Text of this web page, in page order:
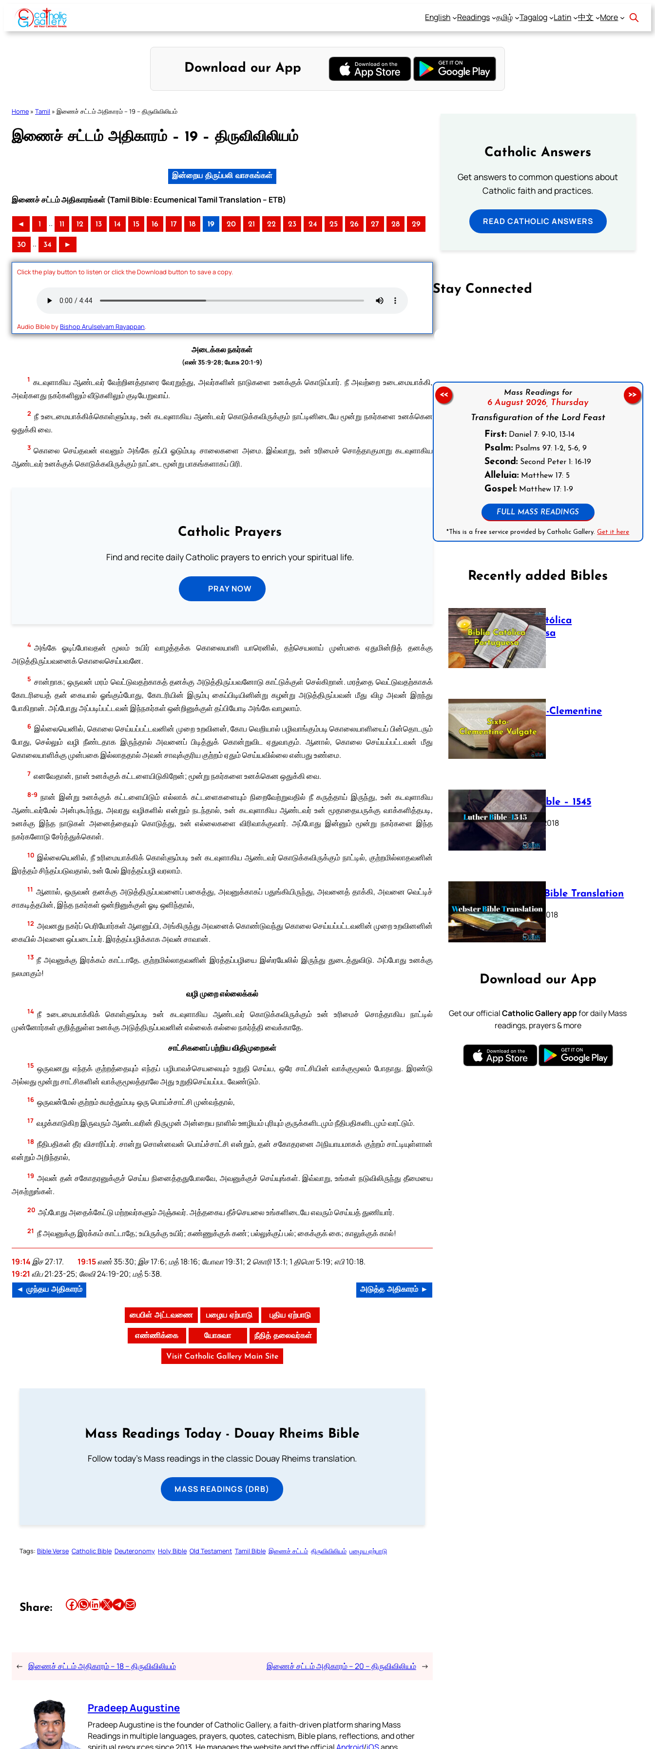
Skip
content
English Readings தமிழ் Tagalog Latin 中文 More
Download our App
Home » Tamil » இணைச் சட்டம் அதிகாரம் – 19 – திருவிவிலியம்
இணைச் சட்டம் அதிகாரம் – 19 – திருவிவிலியம்
இன்றைய திருப்பலி வாசகங்கள்
இணைச் சட்டம் அதிகாரங்கள் (Tamil Bible: Ecumenical Tamil Translation – ETB)
◄ 1 .. 11 12 13 14 15 16 17 18 19 20 21 22 23 24 25 26 27 28 29
30 .. 34 ►
Click the play button to listen or click the Download button to save a copy.
Audio Bible byBishop Arulselvam Rayappan.
அடைக்கல நகர்கள்
(எண் 35:9-28; யோசு 20:1-9)
1 கடவுளாகிய ஆண்டவர் வேற்றினத்தாரை வேரறுத்து, அவர்களின் நாடுகளை உனக்குக் கொடுப்பார். நீ அவற்றை உடைமையாக்கி,
அவர்களது நகர்களிலும் வீடுகளிலும் குடியேறுவாய்.
2 நீ உடைமையாக்கிக்கொள்ளும்படி, உன் கடவுளாகிய ஆண்டவர் கொடுக்கவிருக்கும் நாட்டினிடையே மூன்று நகர்களை உனக்கென
ஒதுக்கி வை.
3 கொலை செய்தவன் எவனும் அங்கே தப்பி ஓடும்படி சாலைகளை அமை. இவ்வாறு, உன் உரிமைச் சொத்தாகுமாறு கடவுளாகிய
ஆண்டவர் உனக்குக் கொடுக்கவிருக்கும் நாட்டை மூன்று பாகங்களாகப் பிரி.
Catholic Prayers
Find and recite daily Catholic prayers to enrich your spiritual life.
PRAY NOW
4 அங்கே ஓடிப்போவதன் மூலம் உயிர் வாழத்தக்க கொலையாளி யாரெனில், தற்செயலாய் முன்பகை ஏதுமின்றித் தனக்கு
அடுத்திருப்பவனைக் கொலைசெய்பவனே.
5 சான்றாக; ஒருவன் மரம் வெட்டுவதற்காகத் தனக்கு அடுத்திருப்பவனோடு காட்டுக்குள் செல்கிறான். மரத்தை வெட்டுவதற்காகக்
கோடரியைத் தன் கையால் ஓங்கும்போது, கோடரியின் இரும்பு கைப்பிடியினின்று கழன்று அடுத்திருப்பவன் மீது விழ அவன் இறந்து
போகிறான். அப்போது அப்படிப்பட்டவன் இந்நகர்கள் ஒன்றினுக்குள் தப்பியோடி அங்கே வாழலாம்.
6 இல்லையெனில், கொலை செய்யப்பட்டவனின் முறை உறவினன், கோப வெறியால் பழிவாங்கும்படி கொலையாளியைப் பின்தொடரும்
போது, செல்லும் வழி நீண்டதாக இருந்தால் அவனைப் பிடித்துக் கொன்றுவிட ஏதுவாகும். ஆனால், கொலை செய்யப்பட்டவன் மீது
கொலையாளிக்கு முன்பகை இல்லாததால் அவன் சாவுக்குரிய குற்றம் ஏதும் செய்யவில்லை என்பது உண்மை.
7 எனவேதான், நான் உனக்குக் கட்டளையிடுகிறேன்; மூன்று நகர்களை உனக்கென ஒதுக்கி வை.
8-9 நான் இன்று உனக்குக் கட்டளையிடும் எல்லாக் கட்டளைகளையும் நிறைவேற்றுவதில் நீ கருத்தாய் இருந்து, உன் கடவுளாகிய
ஆண்டவர்மேல் அன்புகூர்ந்து, அவரது வழிகளில் என்றும் நடந்தால், உன் கடவுளாகிய ஆண்டவர் உன் மூதாதையருக்கு வாக்களித்தபடி,
உனக்கு இந்த நாடுகள் அனைத்தையும் கொடுத்து, உன் எல்லைகளை விரிவாக்குவார். அப்போது இன்னும் மூன்று நகர்களை இந்த
நகர்களோடு சேர்த்துக்கொள்.
10 இல்லையெனில், நீ உரிமையாக்கிக் கொள்ளும்படி உன் கடவுளாகிய ஆண்டவர் கொடுக்கவிருக்கும் நாட்டில், குற்றமில்லாதவனின்
இரத்தம் சிந்தப்படுவதால், உன் மேல் இரத்தப்பழி வரலாம்.
11 ஆனால், ஒருவன் தனக்கு அடுத்திருப்பவனைப் பகைத்து, அவனுக்காகப் பதுங்கியிருந்து, அவனைத் தாக்கி, அவனை வெட்டிச்
சாகடித்தபின், இந்த நகர்கள் ஒன்றினுக்குள் ஓடி ஒளிந்தால்,
12 அவனது நகர்ப் பெரியோர்கள் ஆளனுப்பி, அங்கிருந்து அவனைக் கொண்டுவந்து கொலை செய்யப்பட்டவனின் முறை உறவினனின்
கையில் அவனை ஒப்படைப்பர். இரத்தப்பழிக்காக அவன் சாவான்.
13 நீ அவனுக்கு இரக்கம் காட்டாதே. குற்றமில்லாதவனின் இரத்தப்பழியை இஸ்ரயேலில் இருந்து துடைத்துவிடு. அப்போது உனக்கு
நலமாகும்!
வழி முறை எல்லைக்கல்
14 நீ உடைமையாக்கிக் கொள்ளும்படி உன் கடவுளாகிய ஆண்டவர் கொடுக்கவிருக்கும் உன் உரிமைச் சொத்தாகிய நாட்டில்
முன்னோர்கள் குறித்துள்ள உனக்கு அடுத்திருப்பவனின் எல்லைக் கல்லை நகர்த்தி வைக்காதே.
சாட்சிகளைப் பற்றிய விதிமுறைகள்
15 ஒருவனது எந்தக் குற்றத்தையும் எந்தப் பழிபாவச்செயலையும் உறுதி செய்ய, ஒரே சாட்சியின் வாக்குமூலம் போதாது. இரண்டு
அல்லது மூன்று சாட்சிகளின் வாக்குமூலத்தாலே அது உறுதிசெய்யப்பட வேண்டும்.
16 ஒருவன்மேல் குற்றம் சுமத்தும்படி ஒரு பொய்ச்சாட்சி முன்வந்தால்,
17 வழக்காடுகிற இருவரும் ஆண்டவரின் திருமுன் அன்றைய நாளில் ஊழியம் புரியும் குருக்களிடமும் நீதிபதிகளிடமும் வரட்டும்.
18 நீதிபதிகள் தீர விசாரிப்பர். சான்று சொன்னவன் பொய்ச்சாட்சி என்றும், தன் சகோதரனை அநியாயமாகக் குற்றம் சாட்டியுள்ளான்
என்றும் அறிந்தால்,
19 அவன் தன் சகோதரனுக்குச் செய்ய நினைத்ததுபோலவே, அவனுக்குச் செய்யுங்கள். இவ்வாறு, உங்கள் நடுவிலிருந்து தீமையை
அகற்றுங்கள்.
20 அப்போது அதைக்கேட்டு மற்றவர்களும் அஞ்சுவர். அத்தகைய தீச்செயலை உங்களிடையே எவரும் செய்யத் துணியார்.
21 நீ அவனுக்கு இரக்கம் காட்டாதே; உயிருக்கு உயிர்; கண்ணுக்குக் கண்; பல்லுக்குப் பல்; கைக்குக் கை; காலுக்குக் கால்!
19:14இச 27:17. 19:15எண் 35:30; இச 17:6; மத் 18:16; யோவா 19:31; 2 கொரி 13:1; 1 திமொ 5:19; எபி 10:18.
19:21 விப 21:23-25; லேவி 24:19-20; மத் 5:38.
◄ முந்தய அதிகாரம் அடுத்த அதிகாரம் ►
பைபிள் அட்டவணை பழைய ஏற்பாடு புதிய ஏற்பாடு
எண்ணிக்கை யோசுவா நீதித் தலைவர்கள்
Visit Catholic Gallery Main Site
Mass Readings Today - Douay Rheims Bible
Follow today's Mass readings in the classic Douay Rheims translation.
MASS READINGS (DRB)
Tags: Bible Verse Catholic Bible Deuteronomy Holy Bible Old Testament Tamil Bible இணைச் சட்டம் திருவிவிலியம் பழைய ஏற்பாடு
Share: Share this article on Facebook Share this article on WhatsApp Share this article on LinkedIn Share this article on X Share this article on TelegramEmail this Article
← இணைச் சட்டம் அதிகாரம் – 18 – திருவிவிலியம் இணைச் சட்டம் அதிகாரம் – 20 – திருவிவிலியம் →
Pradeep Augustine
Pradeep Augustine is the founder of Catholic Gallery, a faith-driven platform sharing Mass
Readings in multiple languages, prayers, quotes, catechism, Bible plans, reflections, and other
Catholic Answers
Get answers to common questions about
Catholic faith and practices.
READ CATHOLIC ANSWERS
Stay Connected
Follow us on Facebook
Mass Readings for
6 August 2026, Thursday
Transfiguration of the Lord Feast
First: Daniel 7: 9-10, 13-14
Psalm: Psalms 97: 1-2, 5-6, 9
Second: Second Peter 1: 16-19
Alleluia: Matthew 17: 5
Gospel: Matthew 17: 1-9
FULL MASS READINGS
*This is a free service provided by Catholic Gallery.Get it here
<< >>
Recently added Bibles
Bíblia Católica
Portuguesa
July 16, 2025
The Sixto-Clementine
Vulgate
July 12, 2025
Luther Bible – 1545
October 17, 2018
Webster Bible Translation
October 11, 2018
Download our App
Get our officialCatholic Gallery appfor daily Mass
readings, prayers & more